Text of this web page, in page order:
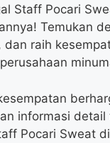
Staff Pocari
Temukan
dan raih
informasi detail
Pocari Sweat